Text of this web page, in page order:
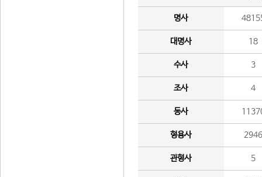
명사
대명사 18
수사 3
조사 4
동사
형용사 2946
관형사 5